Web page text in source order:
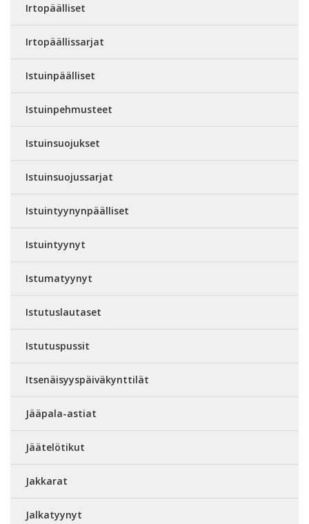
Irtopäälliset
Irtopäällissarjat
Istuinpäälliset
Istuinpehmusteet
Istuinsuojukset
Istuinsuojussarjat
Istuintyynynpäälliset
Istuintyynyt
Istumatyynyt
Istutuslautaset
Istutuspussit
Itsenäisyyspäiväkynttilät
Jääpala-astiat
Jäätelötikut
Jakkarat
Jalkatyynyt